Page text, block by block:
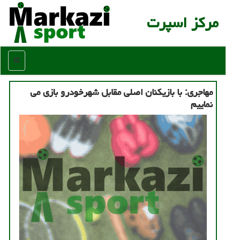
مركز اسپرت
منو
مهاجری: با بازیكنان اصلی مقابل شهرخودرو بازی می
نماییم